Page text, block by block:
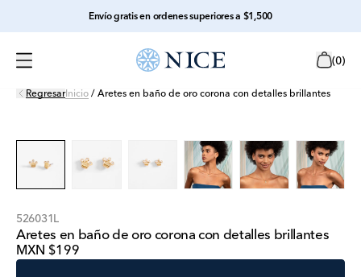
Envío gratis en ordenes superiores a $1,500
(0)
RegresarInicio / Aretes en baño de oro corona con detalles brillantes
526031L
Aretes en baño de oro corona con detalles brillantes
MXN $199